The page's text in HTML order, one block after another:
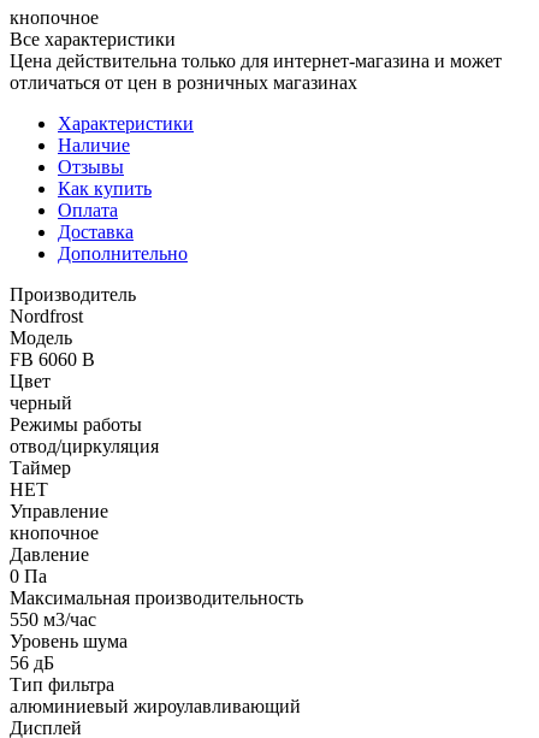
кнопочное
Все характеристики
Цена действительна только для интернет-магазина и может
отличаться от цен в розничных магазинах
Характеристики
Наличие
Отзывы
Как купить
Оплата
Доставка
Дополнительно
Производитель
Nordfrost
Модель
FB 6060 B
Цвет
черный
Режимы работы
отвод/циркуляция
Таймер
НЕТ
Управление
кнопочное
Давление
0 Па
Максимальная производительность
550 м3/час
Уровень шума
56 дБ
Тип фильтра
алюминиевый жироулавливающий
Дисплей